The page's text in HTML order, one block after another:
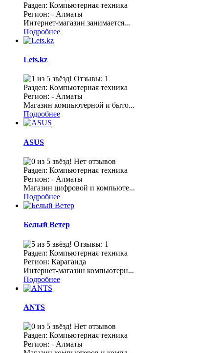
Раздел: Компьютерная техника
Регион: - Алматы
Интернет-магазин занимается...
Подробнее
Lets.kz
Отзывы: 1
Раздел: Компьютерная техника
Регион: - Алматы
Магазин компьютерной и быто...
Подробнее
ASUS
Нет отзывов
Раздел: Компьютерная техника
Регион: - Алматы
Магазин цифровой и компьюте...
Подробнее
Белый Ветер
Отзывы: 1
Раздел: Компьютерная техника
Регион: Караганда
Интернет-магазин компьютерн...
Подробнее
ANTS
Нет отзывов
Раздел: Компьютерная техника
Регион: - Алматы